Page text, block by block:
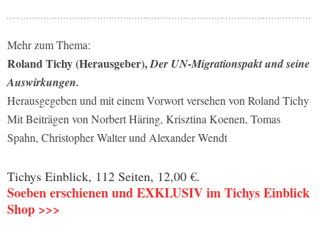
Mehr zum Thema:
Roland Tichy (Herausgeber),Der UN-Migrationspakt und seine
Auswirkungen.
Herausgegeben und mit einem Vorwort versehen von Roland Tichy
Mit Beiträgen von Norbert Häring, Krisztina Koenen, Tomas
Spahn, Christopher Walter und Alexander Wendt
Tichys Einblick, 112 Seiten, 12,00 €.
Soeben erschienen und EXKLUSIV im Tichys Einblick
Shop >>>